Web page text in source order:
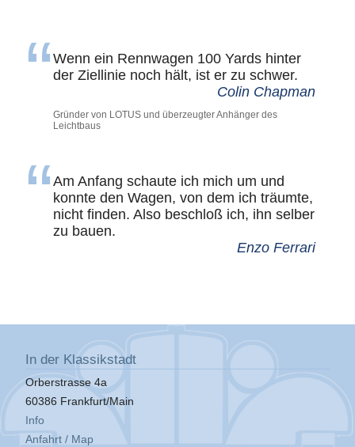
Wenn ein Rennwagen 100 Yards hinter
der Ziellinie noch hält, ist er zu schwer.
Colin Chapman
Gründer von LOTUS und überzeugter Anhänger des
Leichtbaus
Am Anfang schaute ich mich um und
konnte den Wagen, von dem ich träumte,
nicht finden. Also beschloß ich, ihn selber
zu bauen.
Enzo Ferrari
In der Klassikstadt
Orberstrasse 4a
60386 Frankfurt/Main
Info
Anfahrt / Map